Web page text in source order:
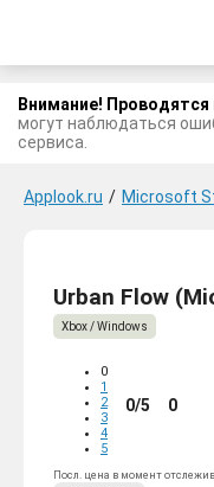
Внимание!
могут наблюдаться
сервиса.
Applook.ru / Microsoft
Urban Flow
Xbox / Windows
0
1
2
3
4
5
0/5 0
Посл. цена в момент